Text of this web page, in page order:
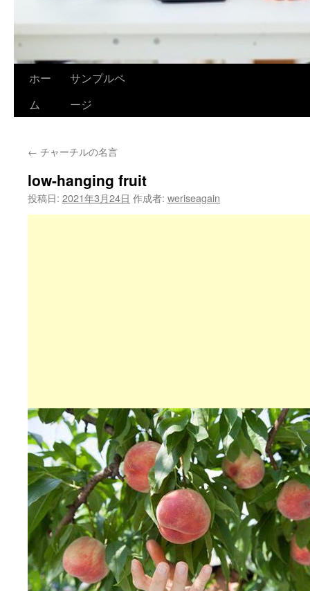
ホー
ム
サンプルペ
ージ
← チャーチルの名言
low-hanging fruit
投稿日: 2021年3月24日 作成者: weriseagain